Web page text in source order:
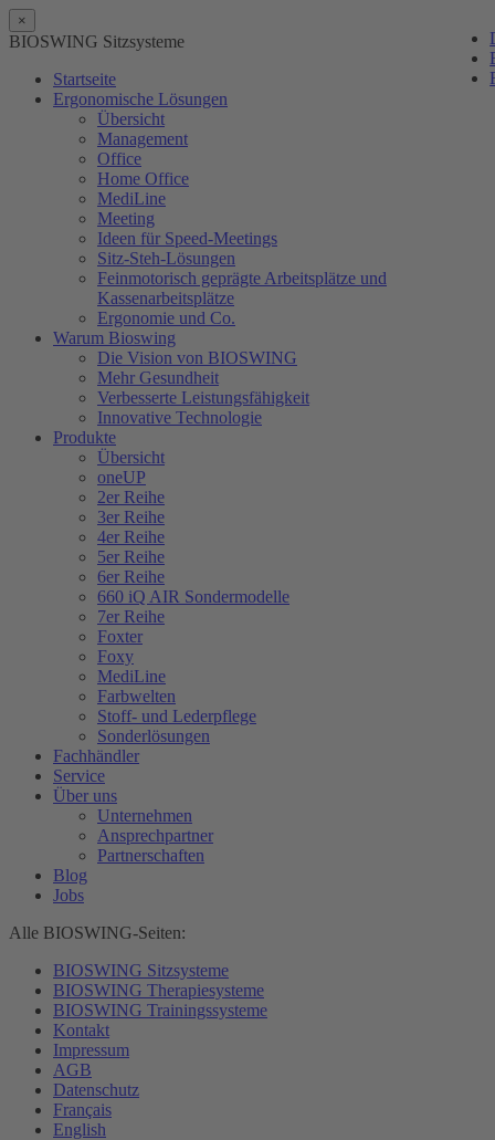
×
BIOSWING Sitzsysteme
Startseite
Ergonomische Lösungen
Übersicht
Management
Office
Home Office
MediLine
Meeting
Ideen für Speed-Meetings
Sitz-Steh-Lösungen
Feinmotorisch geprägte Arbeitsplätze und
Kassenarbeitsplätze
Ergonomie und Co.
Warum Bioswing
Die Vision von BIOSWING
Mehr Gesundheit
Verbesserte Leistungsfähigkeit
Innovative Technologie
Produkte
Übersicht
oneUP
2er Reihe
3er Reihe
4er Reihe
5er Reihe
6er Reihe
660 iQ AIR Sondermodelle
7er Reihe
Foxter
Foxy
MediLine
Farbwelten
Stoff- und Lederpflege
Sonderlösungen
Fachhändler
Service
Über uns
Unternehmen
Ansprechpartner
Partnerschaften
Blog
Jobs
Alle BIOSWING-Seiten:
BIOSWING Sitzsysteme
BIOSWING Therapiesysteme
BIOSWING Trainingssysteme
Kontakt
Impressum
AGB
Datenschutz
Français
English